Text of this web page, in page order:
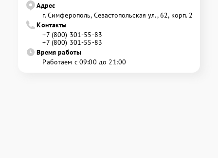
Адрес
г. Симферополь, Севастопольская ул., 62, корп. 2
Контакты
+7 (800) 301-55-83
+7 (800) 301-55-83
Время работы
Работаем с 09:00 до 21:00